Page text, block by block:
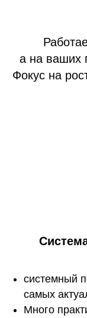
а на ваших
Фокус на
системный
самых
Много